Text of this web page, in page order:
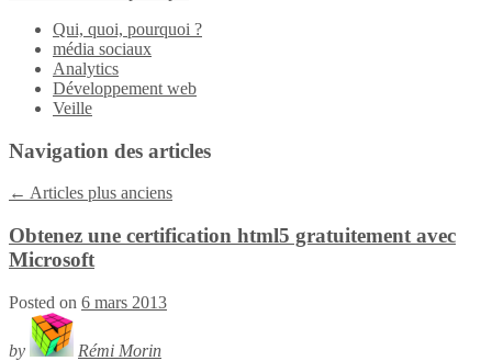
Qui, quoi, pourquoi ?
média sociaux
Analytics
Développement web
Veille
Navigation des articles
← Articles plus anciens
Obtenez une certification html5 gratuitement avec
Microsoft
Posted on 6 mars 2013
by
Rémi Morin